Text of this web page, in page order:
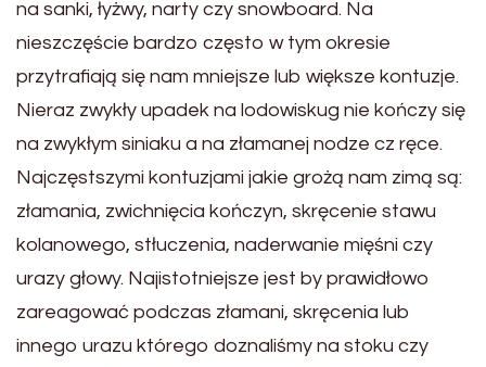
na sanki, łyżwy, narty czy snowboard. Na
nieszczęście bardzo często w tym okresie
przytrafiają się nam mniejsze lub większe kontuzje.
Nieraz zwykły upadek na lodowiskug nie kończy się
na zwykłym siniaku a na złamanej nodze cz ręce.
Najczęstszymi kontuzjami jakie grożą nam zimą są:
złamania, zwichnięcia kończyn, skręcenie stawu
kolanowego, stłuczenia, naderwanie mięśni czy
urazy głowy. Najistotniejsze jest by prawidłowo
zareagować podczas złamani, skręcenia lub
innego urazu którego doznaliśmy na stoku czy